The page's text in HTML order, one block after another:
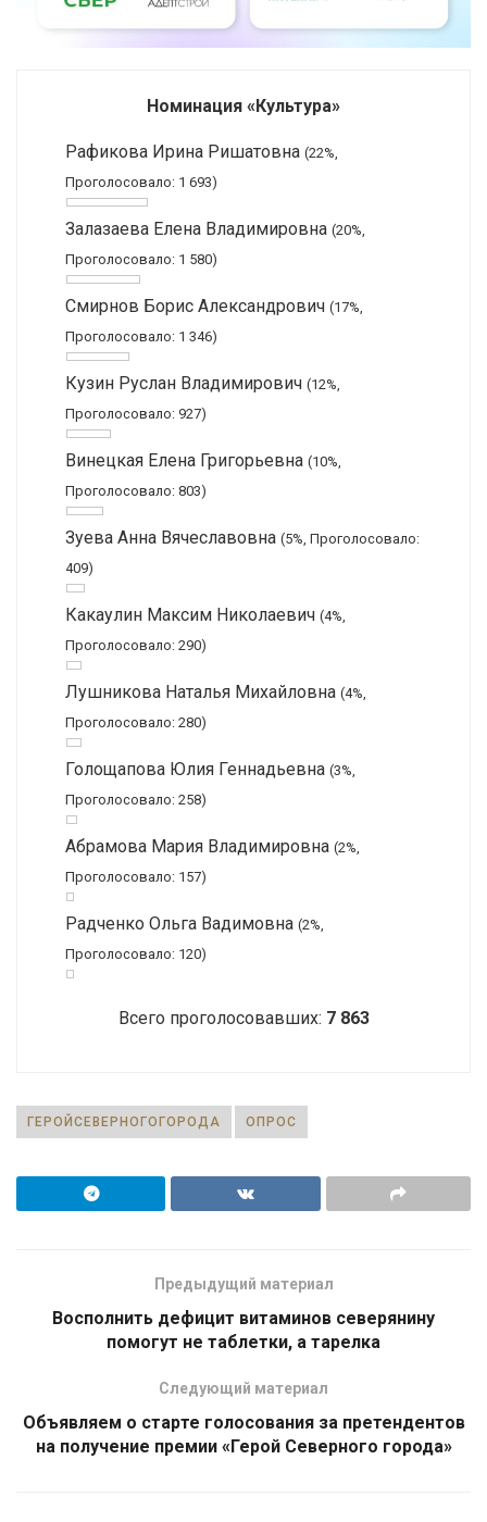
Номинация «Культура»
Рафикова Ирина Ришатовна(22%,
Проголосовало: 1 693)
Залазаева Елена Владимировна(20%,
Проголосовало: 1 580)
Смирнов Борис Александрович(17%,
Проголосовало: 1 346)
Кузин Руслан Владимирович(12%,
Проголосовало: 927)
Винецкая Елена Григорьевна(10%,
Проголосовало: 803)
Зуева Анна Вячеславовна(5%, Проголосовало:
409)
Какаулин Максим Николаевич(4%,
Проголосовало: 290)
Лушникова Наталья Михайловна(4%,
Проголосовало: 280)
Голощапова Юлия Геннадьевна(3%,
Проголосовало: 258)
Абрамова Мария Владимировна(2%,
Проголосовало: 157)
Радченко Ольга Вадимовна(2%,
Проголосовало: 120)
Всего проголосовавших: 7 863
ГЕРОЙСЕВЕРНОГОГОРОДА ОПРОС
Предыдущий материал
Восполнить дефицит витаминов северянину
помогут не таблетки, а тарелка
Следующий материал
Объявляем о старте голосования за претендентов
на получение премии «Герой Северного города»